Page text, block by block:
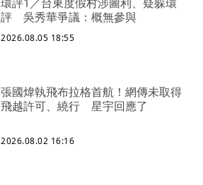
評 吳秀華爭議：概無參與
2026.08.05 18:55
張國煒執飛布拉格首航！網傳未取得
飛越許可、繞行 星宇回應了
2026.08.02 16:16